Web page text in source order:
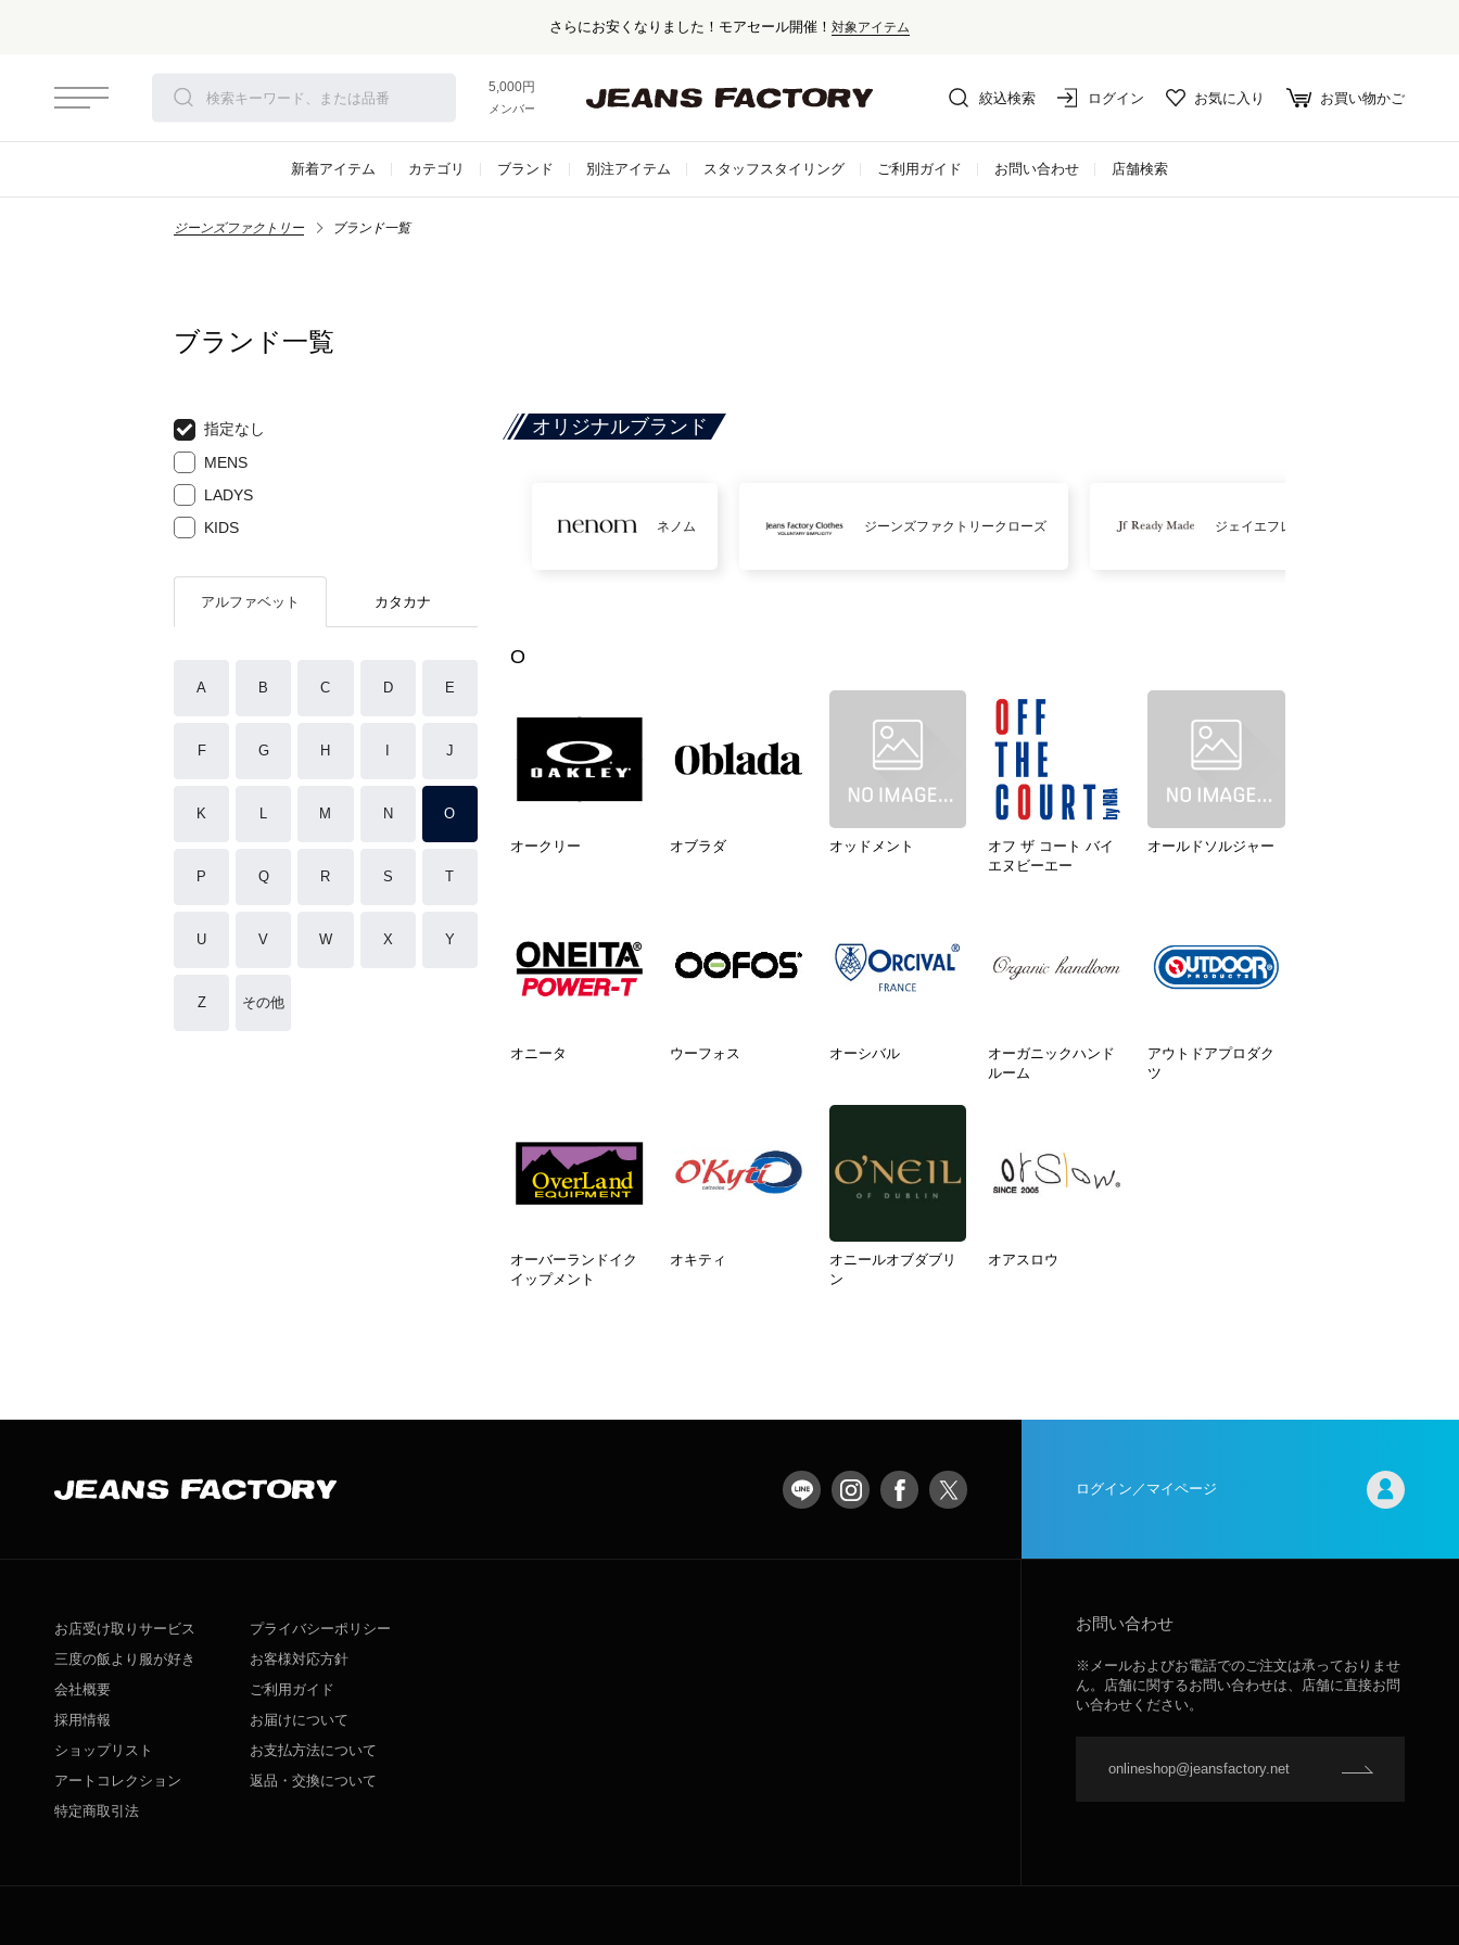
さらにお安くなりました！モアセール開催！ 対象アイテム
5,000円以上お買い上げで送料無料！
メンバー登録でお得な情報をゲット。さらに詳しく
絞込検索 ログイン お気に入り お買い物かご
新着アイテム カテゴリ ブランド 別注アイテム スタッフスタイリング ご利用ガイド お問い合わせ 店舗検索
ジーンズファクトリー ブランド一覧
ブランド一覧
指定なし
MENS
LADYS
KIDS
アルファベット カタカナ
A B C D E
F G H J
K L M N O
P Q R S T
U V W X Y
Z その他
オリジナルブランド
ネノム ジーンズファクトリークローズ ジェイエフレディメイド
O
オークリー オブラダ オッドメント
オフ ザ コート バイ
エヌビーエー
オールドソルジャー
オニータ ウーフォス オーシバル
オーガニックハンド
ルーム
アウトドアプロダク
ツ
オーバーランドイク
イップメント
オキティ
オニールオブダブリ
ン
オアスロウ
ログイン／マイページ
お店受け取りサービス
三度の飯より服が好き
会社概要
採用情報
ショップリスト
アートコレクション
特定商取引法
プライバシーポリシー
お客様対応方針
ご利用ガイド
お届けについて
お支払方法について
返品・交換について
お問い合わせ
※メールおよびお電話でのご注文は承っておりませ
ん。店舗に関するお問い合わせは、店舗に直接お問
い合わせください。
onlineshop@jeansfactory.net